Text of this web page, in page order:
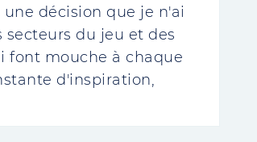
décision que je n'ai
du jeu et des
font mouche à chaque
d'inspiration,